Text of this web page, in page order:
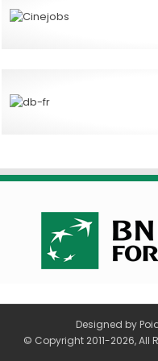
Designed by
© Copyright 2011-2026, All